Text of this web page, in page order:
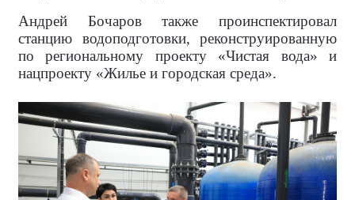
Андрей Бочаров также проинспектировал
станцию водоподготовки, реконструированную
по региональному проекту «Чистая вода» и
нацпроекту «Жилье и городская среда».